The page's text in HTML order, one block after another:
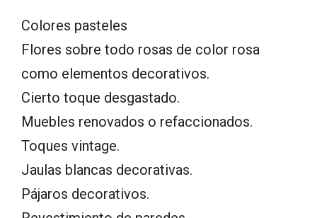
Colores pasteles
Flores sobre todo rosas de color rosa
como elementos decorativos.
Cierto toque desgastado.
Muebles renovados o refaccionados.
Toques vintage.
Jaulas blancas decorativas.
Pájaros decorativos.